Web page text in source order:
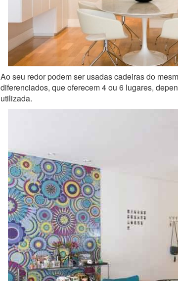
Ao seu redor podem ser usadas cadeiras do
diferenciados, que oferecem 4 ou 6 lugares,
utilizada.